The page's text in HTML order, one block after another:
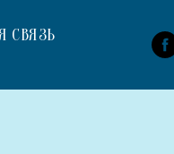
СВЯЗЬ